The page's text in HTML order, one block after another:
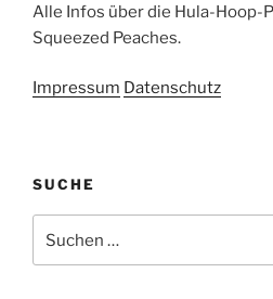
Alle Infos über die Hula-Hoop-
Squeezed Peaches.
Impressum Datenschutz
SUCHE
nach: